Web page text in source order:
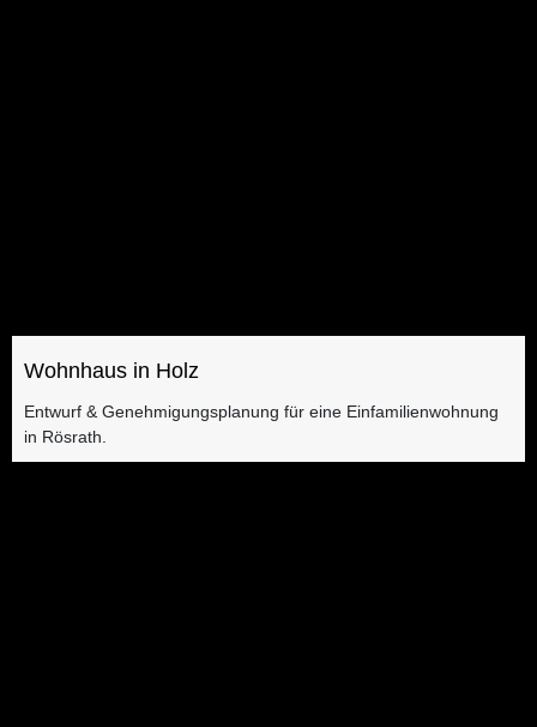
Wohnhaus in Holz
Entwurf & Genehmigungsplanung für eine Einfamilienwohnung
in Rösrath.